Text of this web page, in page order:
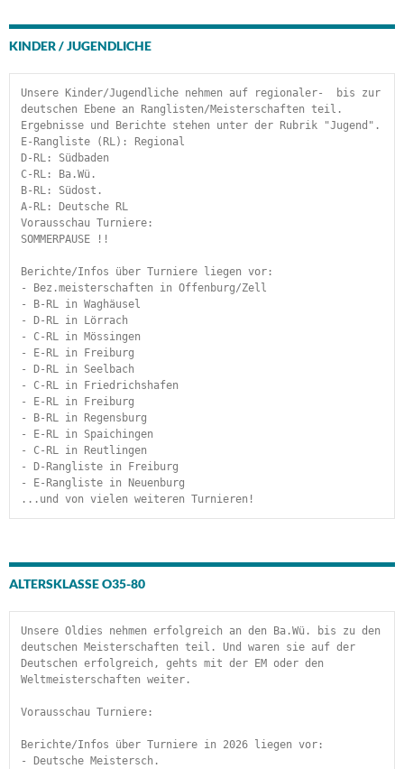
KINDER / JUGENDLICHE
Unsere Kinder/Jugendliche nehmen auf regionaler-  bis zur
deutschen Ebene an Ranglisten/Meisterschaften teil.
Ergebnisse und Berichte stehen unter der Rubrik "Jugend".
E-Rangliste (RL): Regional
D-RL: Südbaden
C-RL: Ba.Wü.
B-RL: Südost.
A-RL: Deutsche RL
Vorausschau Turniere:
SOMMERPAUSE !!
Berichte/Infos über Turniere liegen vor:
- Bez.meisterschaften in Offenburg/Zell
- B-RL in Waghäusel
- D-RL in Lörrach
- C-RL in Mössingen
- E-RL in Freiburg
- D-RL in Seelbach
- C-RL in Friedrichshafen
- E-RL in Freiburg
- B-RL in Regensburg
- E-RL in Spaichingen
- C-RL in Reutlingen
- D-Rangliste in Freiburg
- E-Rangliste in Neuenburg
...und von vielen weiteren Turnieren!
ALTERSKLASSE O35-80
Unsere Oldies nehmen erfolgreich an den Ba.Wü. bis zu den
deutschen Meisterschaften teil. Und waren sie auf der
Deutschen erfolgreich, gehts mit der EM oder den
Weltmeisterschaften weiter.
Vorausschau Turniere:
Berichte/Infos über Turniere in 2026 liegen vor:
- Deutsche Meistersch.